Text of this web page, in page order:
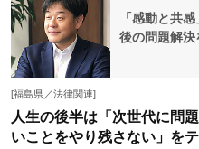
「感動と共
後の問題解決
[福島県／法律関連]
人生の後半は「次世代に問
いことをやり残さない」を